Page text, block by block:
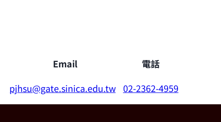
Email
電話
pjhsu@gate.sinica.edu.tw
02-2362-4959